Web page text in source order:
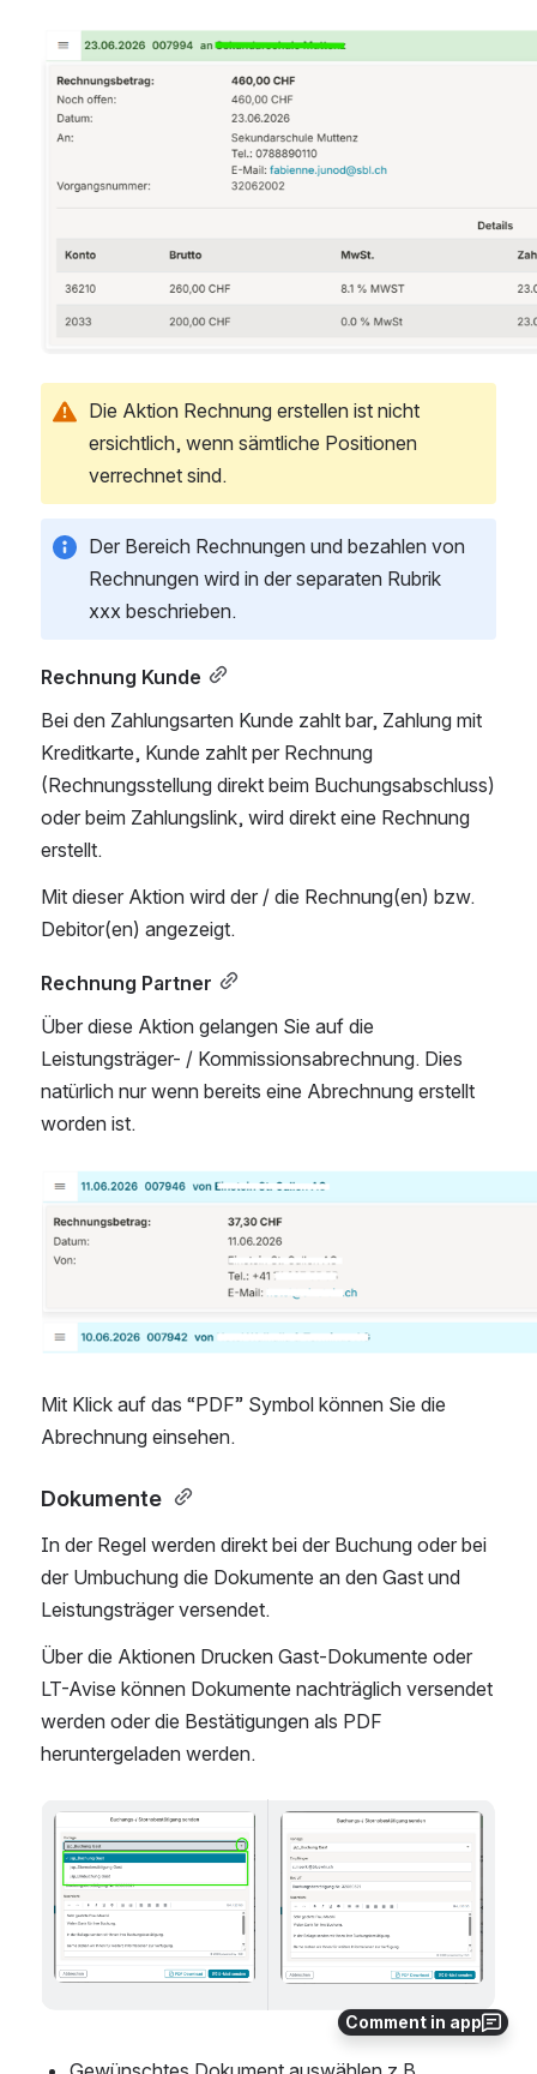
Comment in app
Open
Die Aktion Rechnung erstellen ist nicht
ersichtlich, wenn sämtliche Positionen
verrechnet sind.
Der Bereich Rechnungen und bezahlen von
Rechnungen wird in der separaten Rubrik
xxx beschrieben.
Rechnung Kunde
Bei den Zahlungsarten Kunde zahlt bar, Zahlung mit
Kreditkarte, Kunde zahlt per Rechnung
(Rechnungsstellung direkt beim Buchungsabschluss)
oder beim Zahlungslink, wird direkt eine Rechnung
erstellt.
Mit dieser Aktion wird der / die Rechnung(en) bzw.
Debitor(en) angezeigt.
Rechnung Partner
Über diese Aktion gelangen Sie auf die
Leistungsträger- / Kommissionsabrechnung. Dies
natürlich nur wenn bereits eine Abrechnung erstellt
worden ist.
Open
Mit Klick auf das “PDF” Symbol können Sie die
Abrechnung einsehen.
Dokumente
In der Regel werden direkt bei der Buchung oder bei
der Umbuchung die Dokumente an den Gast und
Leistungsträger versendet.
Über die Aktionen Drucken Gast-Dokumente oder
LT-Avise können Dokumente nachträglich versendet
werden oder die Bestätigungen als PDF
heruntergeladen werden.